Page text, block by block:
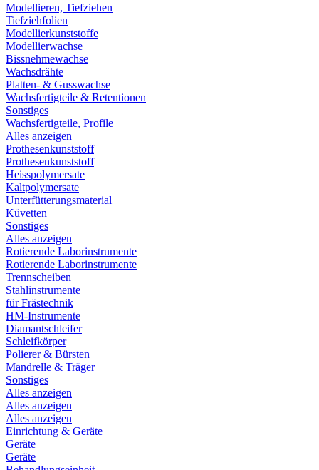
Modellieren, Tiefziehen
Tiefziehfolien
Modellierkunststoffe
Modellierwachse
Bissnehmewachse
Wachsdrähte
Platten- & Gusswachse
Wachsfertigteile & Retentionen
Sonstiges
Wachsfertigteile, Profile
Alles anzeigen
Prothesenkunststoff
Prothesenkunststoff
Heisspolymersate
Kaltpolymersate
Unterfütterungsmaterial
Küvetten
Sonstiges
Alles anzeigen
Rotierende Laborinstrumente
Rotierende Laborinstrumente
Trennscheiben
Stahlinstrumente
für Frästechnik
HM-Instrumente
Diamantschleifer
Schleifkörper
Polierer & Bürsten
Mandrelle & Träger
Sonstiges
Alles anzeigen
Alles anzeigen
Alles anzeigen
Einrichtung & Geräte
Geräte
Geräte